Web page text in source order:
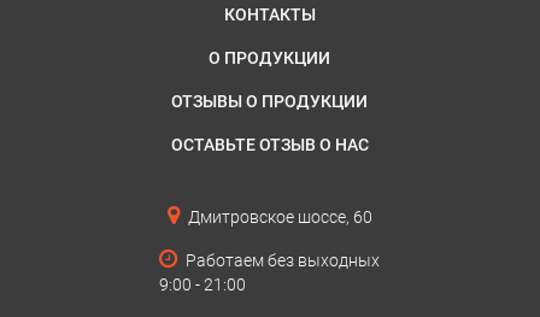
КОНТАКТЫ
О ПРОДУКЦИИ
ОТЗЫВЫ О ПРОДУКЦИИ
ОСТАВЬТЕ ОТЗЫВ О НАС
Дмитровское шоссе, 60
Работаем без выходных
9:00 - 21:00